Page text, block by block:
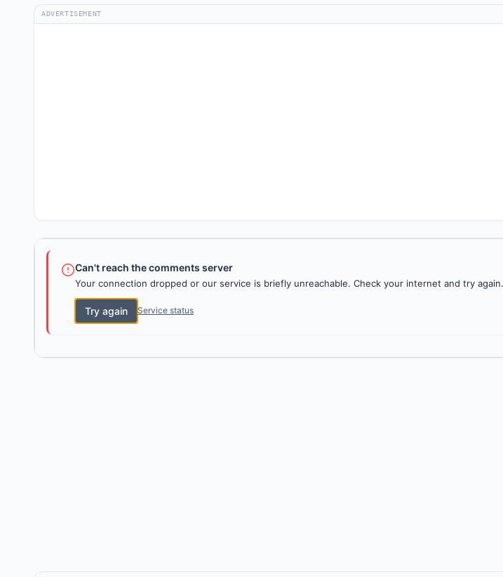
ADVERTISEMENT
Can't reach the comments server
Your connection dropped or our service is briefly unreachable. Check your internet and try again.
Try again Service status